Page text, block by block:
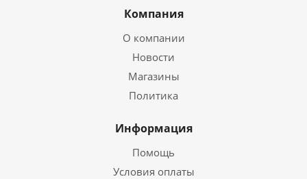
Компания
О компании
Новости
Магазины
Политика
Информация
Помощь
Условия оплаты